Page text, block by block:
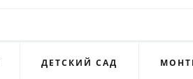
ДЕТСКИЙ САД